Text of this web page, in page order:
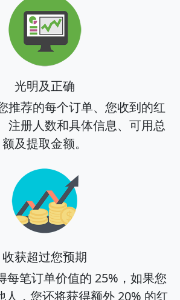
光明及正确
推荐的每个订单、您收到的红
注册人数和具体信息、可用总
额及提取金额。
收获超过您预期
每笔订单价值的 25%，如果您
人，您还将获得额外 20% 的红